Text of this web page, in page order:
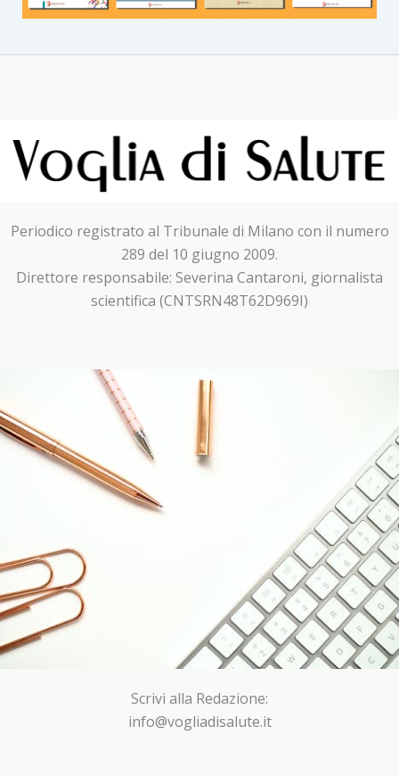
Periodico registrato al Tribunale di Milano con il numero
289 del 10 giugno 2009.
Direttore responsabile: Severina Cantaroni, giornalista
scientifica (CNTSRN48T62D969I)
Scrivi alla Redazione:
info@vogliadisalute.it